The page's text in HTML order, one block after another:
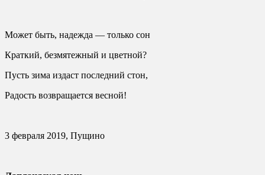
Может быть, надежда — только сон
Краткий, безмятежный и цветной?
Пусть зима издаст последний стон,
Радость возвращается весной!
3 февраля 2019, Пущино